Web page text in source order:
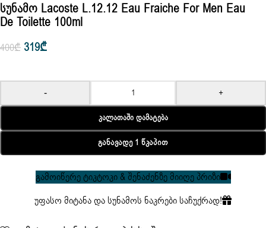
Სუნამო Lacoste L.12.12 Eau Fraiche For Men Eau
De Toilette 100ml
400₾ 319₾
- +
Კალათაში Დამატება
Განავადე 1 Წკაპით
გამოიწერე ტიკტოკი & შენაძენზე მიიღე პრიზი
უფასო მიტანა და სუნამოს ნაკრები საჩუქრად!